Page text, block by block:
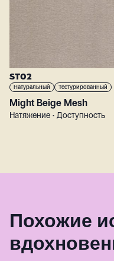
ST02
Натуральный Тестурированный
Might Beige Mesh
Натяжение • Доступность
Похожие